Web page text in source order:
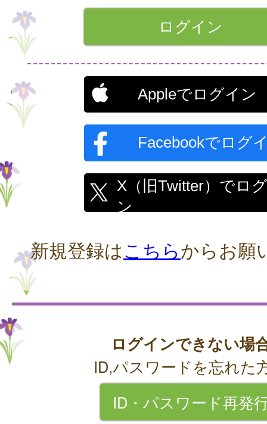
Appleでログイン
Facebookでログ
X（旧Twitter）でロ
ン
新規登録はこちらからお願
ログインできない場
ID,パスワードを忘れた
ID・パスワード再発